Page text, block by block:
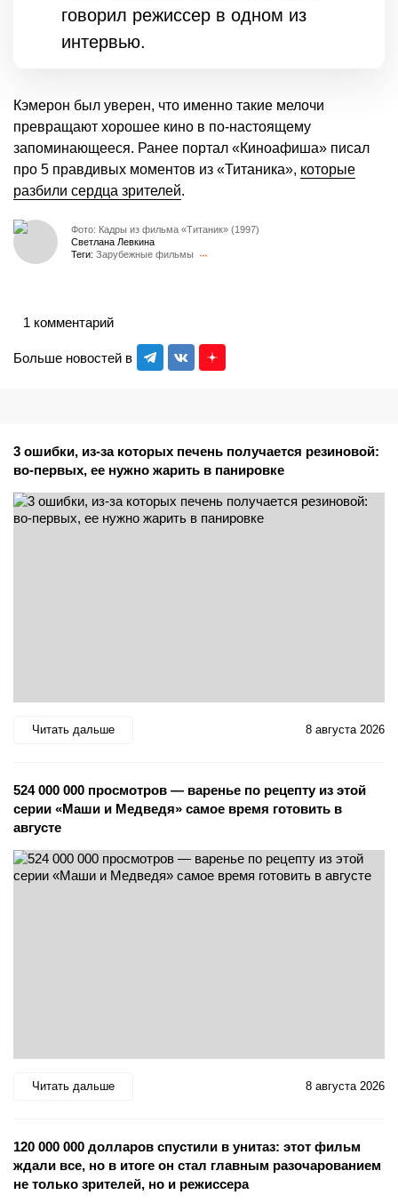
говорил режиссер в одном из
интервью.
Кэмерон был уверен, что именно такие мелочи
превращают хорошее кино в по-настоящему
запоминающееся. Ранее портал «Киноафиша» писал
про 5 правдивых моментов из «Титаника», которые
разбили сердца зрителей.
Фото: Кадры из фильма «Титаник» (1997)
Светлана Левкина
Теги: Зарубежные фильмы
Больше новостей в
1 комментарий
3 ошибки, из-за которых печень получается резиновой:
во-первых, ее нужно жарить в панировке
Читать дальше 8 августа 2026
524 000 000 просмотров — варенье по рецепту из этой
серии «Маши и Медведя» самое время готовить в
августе
Читать дальше 8 августа 2026
120 000 000 долларов спустили в унитаз: этот фильм
ждали все, но в итоге он стал главным разочарованием
не только зрителей, но и режиссера